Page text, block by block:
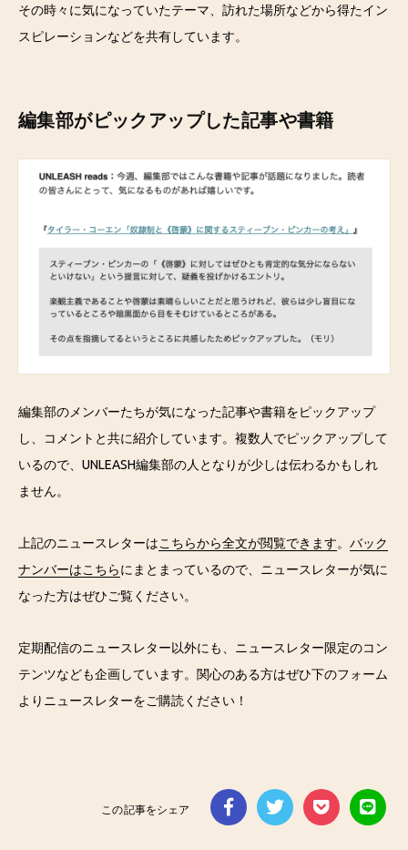
その時々に気になっていたテーマ、訪れた場所などから得たイン
スピレーションなどを共有しています。
編集部がピックアップした記事や書籍
編集部のメンバーたちが気になった記事や書籍をピックアップ
し、コメントと共に紹介しています。複数人でピックアップして
いるので、UNLEASH編集部の人となりが少しは伝わるかもしれ
ません。
上記のニュースレターはこちらから全文が閲覧できます。 バック
ナンバーはこちらにまとまっているので、ニュースレターが気に
なった方はぜひご覧ください。
定期配信のニュースレター以外にも、ニュースレター限定のコン
テンツなども企画しています。関心のある方はぜひ下のフォーム
よりニュースレターをご購読ください！
この記事をシェア